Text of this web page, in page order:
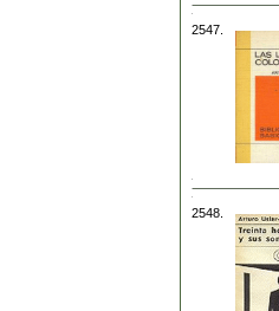
2547.
2548.